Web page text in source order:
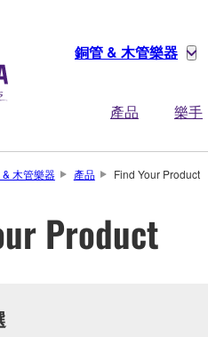
銅管 & 木管樂器
產品 樂手
& 木管樂器 產品 Find Your Product
Product